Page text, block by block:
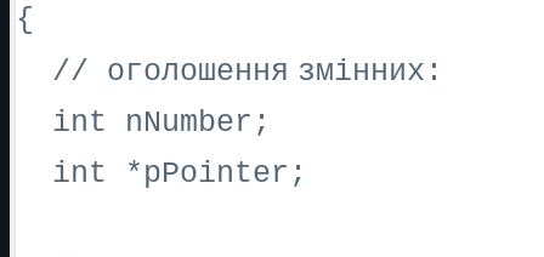
{
// оголошення змінних :
int nNumber;
int *pPointer;